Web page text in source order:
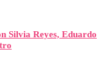
Silvia Reyes, Eduardo